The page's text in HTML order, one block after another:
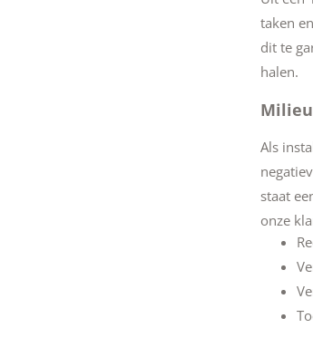
taken
dit te
halen.
Milieu
Als
staat
onze